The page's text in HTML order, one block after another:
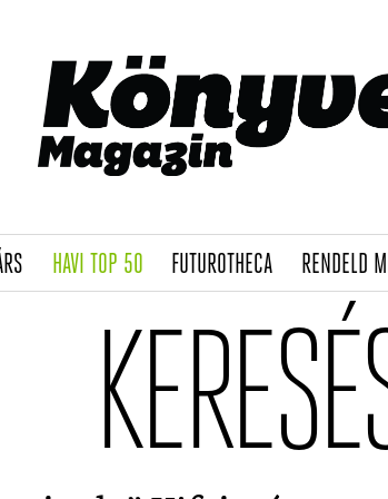
(CURRENT)
HAVI TOP 50(CURRENT)
FUTUROTHECA(CURRENT)
RENDELD